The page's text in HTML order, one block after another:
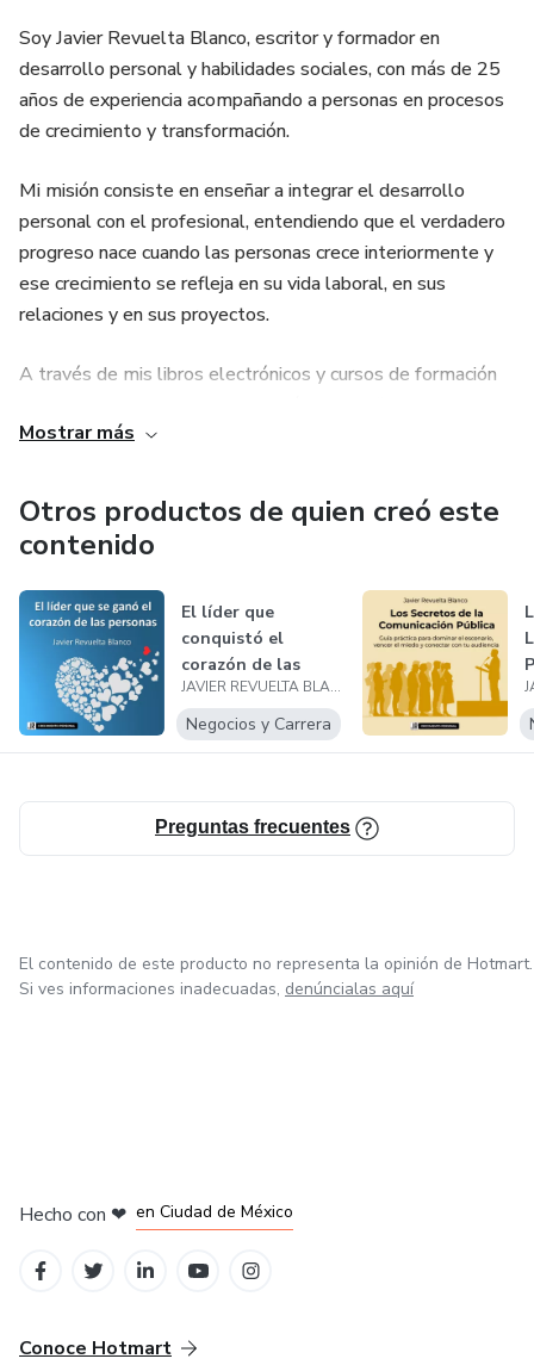
Soy Javier Revuelta Blanco, escritor y formador en
desarrollo personal y habilidades sociales, con más de 25
años de experiencia acompañando a personas en procesos
de crecimiento y transformación.
Mi misión consiste en enseñar a integrar el desarrollo
personal con el profesional, entendiendo que el verdadero
progreso nace cuando las personas crece interiormente y
ese crecimiento se refleja en su vida laboral, en sus
relaciones y en sus proyectos.
A través de mis libros electrónicos y cursos de formación
profundas y metodologías claras para fortalecer la
consciente, entre otras habilidades.
Mis contenidos están diseñados para aplicarse a la vida
real y al ámbito profesional, ayudando a mejorar las
habilidades sociales, la toma de decisiones y la coherencia
entre lo que somos, lo que hacemos y lo que ofrecemos al
mundo. Cada formación es una invitación a unir bienestar
personal y eficacia profesional para construir una vida más
plena, consciente y alineada con los propios valores.
Mostrar más
Otros productos de quien creó este
contenido
El líder que
conquistó el
corazón de las
personas
JAVIER REVUELTA BLANCO
Negocios y Carrera
Preguntas frecuentes
El contenido de este producto no representa la opinión de Hotmart.
Si ves informaciones inadecuadas, denúncialas aquí
Hecho con ❤ en Ciudad de México
Conoce Hotmart